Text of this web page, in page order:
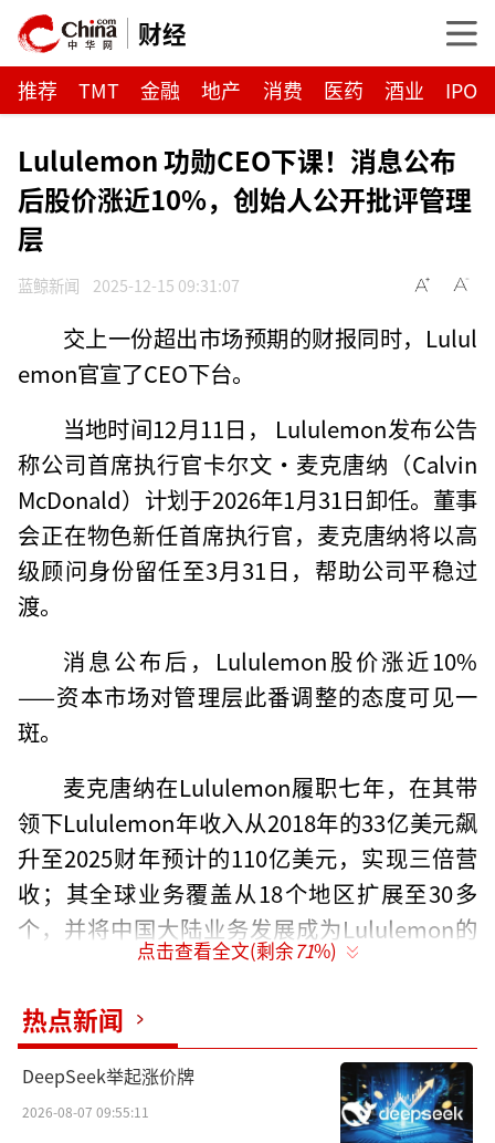
财经
推荐 TMT 金融 地产 消费 医药 酒业 IPO
Lululemon 功勋CEO下课！消息公布
后股价涨近10%，创始人公开批评管理
层
蓝鲸新闻 2025-12-15 09:31:07
交上一份超出市场预期的财报同时，Lulul
emon官宣了CEO下台。
当地时间12月11日， Lululemon发布公告
称公司首席执行官卡尔文·麦克唐纳（Calvin
McDonald）计划于2026年1月31日卸任。董事
会正在物色新任首席执行官，麦克唐纳将以高
级顾问身份留任至3月31日，帮助公司平稳过
渡。
消息公布后，Lululemon股价涨近10%
——资本市场对管理层此番调整的态度可见一
斑。
麦克唐纳在Lululemon履职七年，在其带
领下Lululemon年收入从2018年的33亿美元飙
升至2025财年预计的110亿美元，实现三倍营
收；其全球业务覆盖从18个地区扩展至30多
个，并将中国大陆业务发展成为Lululemon的
第二大市场。
最新财报显示，中国大陆市场今年第三季
度表现十分亮眼，净营收同比劲增46%至4.654
亿美元，占总营收的18%。Lululemon今年预
计新增约46家直营门店，其中大部分将位于中
点击查看全文(剩余71%)
热点新闻
DeepSeek举起涨价牌
2026-08-07 09:55:11